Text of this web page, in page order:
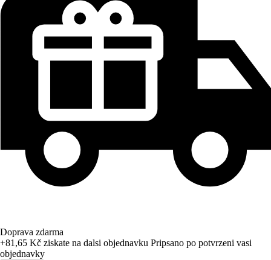
Doprava zdarma
+81,65 Kč ziskate na dalsi objednavku Pripsano po potvrzeni vasi
objednavky